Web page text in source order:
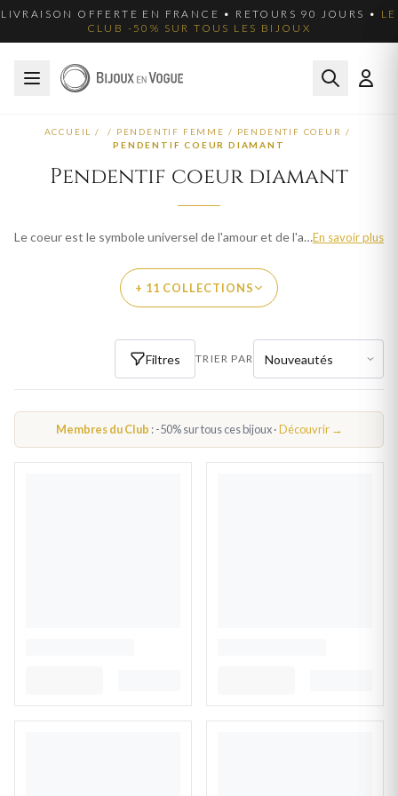
LIVRAISON OFFERTE EN FRANCE • RETOURS 90 JOURS • LE
CLUB -50% SUR TOUS LES BIJOUX
ACCUEIL / / PENDENTIF FEMME / PENDENTIF COEUR /
PENDENTIF COEUR DIAMANT
Pendentif coeur diamant
Le coeur est le symbole universel de l'amour et de l'affection. Nos pendentifs coeur en diamant sont parfaits pour déclarer votre amour ou offrir un bijou sentimental. Des designs classiques aux créations modernes, chaque pièce exprime une émotion. Explorez plus de 15 créations pour femme et trouvez le bijou qui vous ressemble. Livraison offerte en France métropolitaine.En savoir plus
+ 11 COLLECTIONS
PAR MATIÈRE
PENDENTIF COEUR OR
PAR THÈME
BAGUE COEUR FEMME
Filtres TRIER PAR
Membres du Club : -50% sur tous ces bijoux ·Découvrir →